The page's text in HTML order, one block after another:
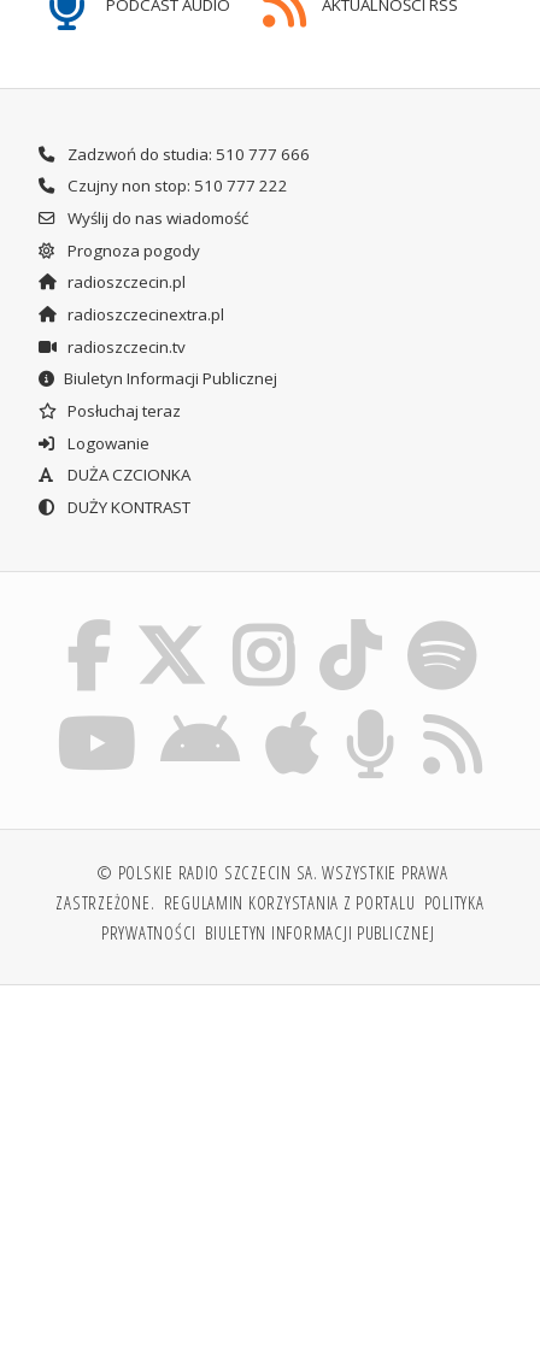
Zadzwoń do studia: 510 777 666
Czujny non stop: 510 777 222
Wyślij do nas wiadomość
Prognoza pogody
radioszczecin.pl
radioszczecinextra.pl
radioszczecin.tv
Biuletyn Informacji Publicznej
Posłuchaj teraz
Logowanie
DUŻA CZCIONKA
DUŻY KONTRAST
© POLSKIE RADIO SZCZECIN SA. WSZYSTKIE PRAWA
ZASTRZEŻONE. REGULAMIN KORZYSTANIA Z PORTALU POLITYKA
PRYWATNOŚCI BIULETYN INFORMACJI PUBLICZNEJ